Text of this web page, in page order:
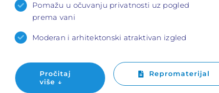
Pomažu u očuvanju privatnosti uz pogled
prema vani
Moderan i arhitektonski atraktivan izgled
Pročitaj
više ↓
Repromaterijal